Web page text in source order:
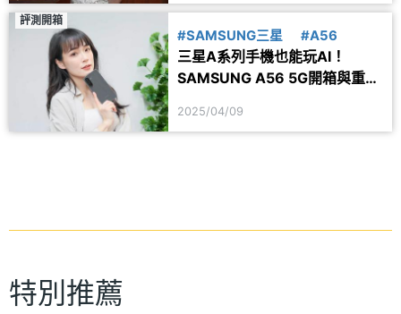
評測開箱
#SAMSUNG三星 #A56
三星A系列手機也能玩AI！
SAMSUNG A56 5G開箱與重點
2025/04/09
特別推薦